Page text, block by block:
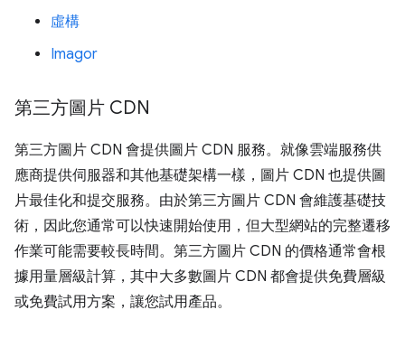
虛構
Imagor
第三方圖片 CDN
第三方圖片 CDN 會提供圖片 CDN 服務。就像雲端服務供
應商提供伺服器和其他基礎架構一樣，圖片 CDN 也提供圖
片最佳化和提交服務。由於第三方圖片 CDN 會維護基礎技
術，因此您通常可以快速開始使用，但大型網站的完整遷移
作業可能需要較長時間。第三方圖片 CDN 的價格通常會根
據用量層級計算，其中大多數圖片 CDN 都會提供免費層級
或免費試用方案，讓您試用產品。